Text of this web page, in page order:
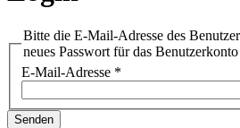
Bitte die E-Mail-Adresse des
neues Passwort für das
E-Mail-Adresse *
Senden